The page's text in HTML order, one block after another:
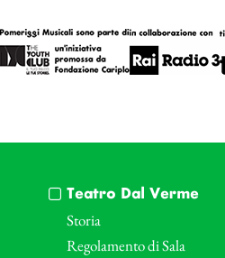
Teatro Dal Verme
Storia
Regolamento di Sala